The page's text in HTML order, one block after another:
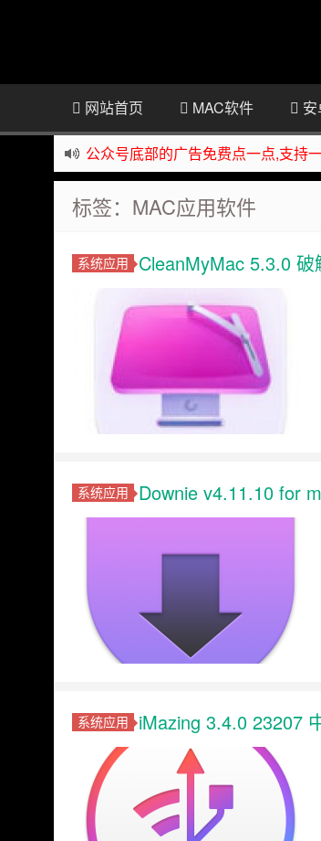
网站首页 MAC软件
公众号底部的广告免费点一点,支持
资源来之不易,大家低调使用
如下载链接被封,请在网站留言给我
站点自营在大陆可用的香港流量卡
标签：MAC应用软件
系统应用 CleanMyMac 5.3.0
系统应用 Downie v4.11.10 for
系统应用 iMazing 3.4.0 23207